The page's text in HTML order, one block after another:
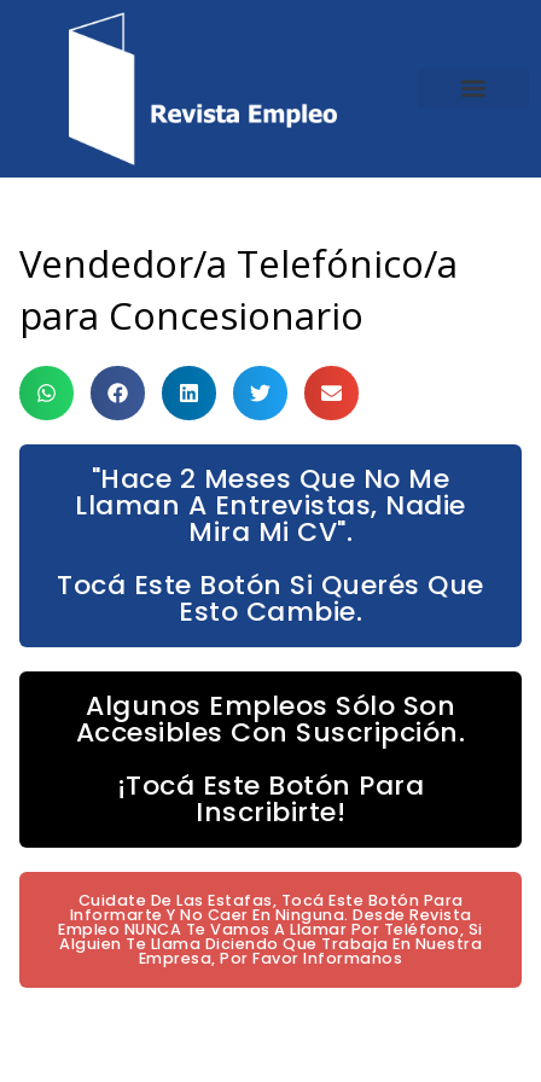
Vendedor/a Telefónico/a
para Concesionario
"Hace 2 Meses Que No Me
Llaman A Entrevistas, Nadie
Mira Mi CV".
Tocá Este Botón Si Querés Que
Esto Cambie.
Algunos Empleos Sólo Son
Accesibles Con Suscripción.
¡Tocá Este Botón Para
Inscribirte!
Cuidate De Las Estafas, Tocá Este Botón Para
Informarte Y No Caer En Ninguna. Desde Revista
Empleo NUNCA Te Vamos A Llamar Por Teléfono, Si
Alguien Te Llama Diciendo Que Trabaja En Nuestra
Empresa, Por Favor Informanos